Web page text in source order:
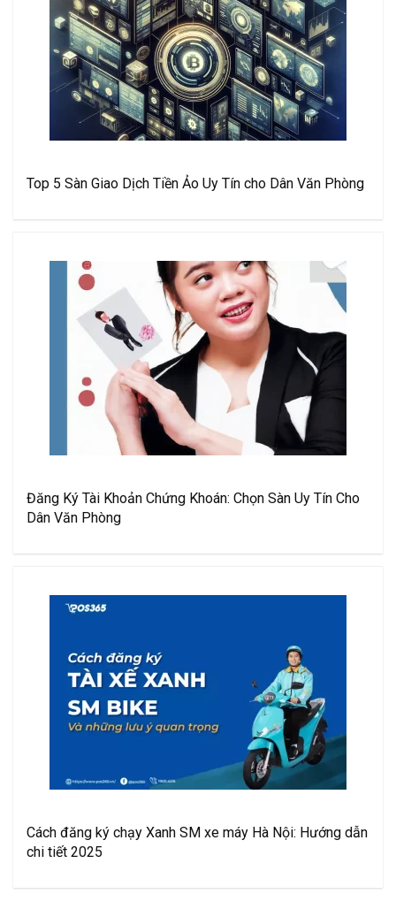
Top 5 Sàn Giao Dịch Tiền Ảo Uy Tín cho Dân Văn Phòng
Đăng Ký Tài Khoản Chứng Khoán: Chọn Sàn Uy Tín Cho
Dân Văn Phòng
Cách đăng ký chạy Xanh SM xe máy Hà Nội: Hướng dẫn
chi tiết 2025